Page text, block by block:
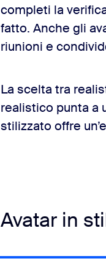
completi la
fatto. Anche gli
riunioni e
La scelta tra
realistico punta a
stilizzato offre
Avatar in